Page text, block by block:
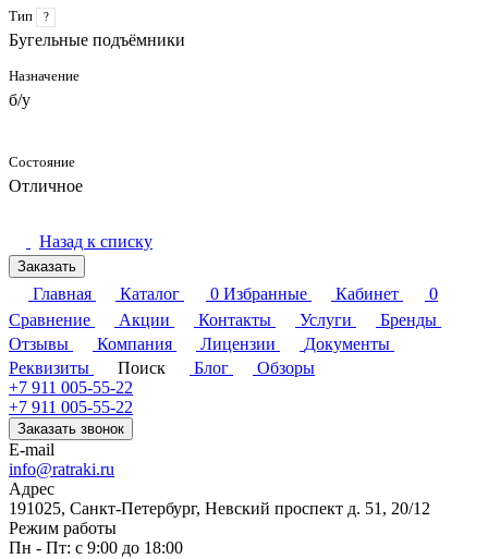
Тип ?
Бугельные подъёмники
Назначение
б/у
Состояние
Отличное
Назад к списку
Заказать
Главная Каталог 0 Избранные Кабинет
0
Сравнение
Акции Контакты Услуги
Бренды
Отзывы
Компания Лицензии
Документы
Реквизиты
Поиск Блог
Обзоры
+7 911 005-55-22
+7 911 005-55-22
Заказать звонок
E-mail
info@ratraki.ru
Адрес
191025, Санкт-Петербург, Невский проспект д. 51, 20/12
Режим работы
Пн - Пт: с 9:00 до 18:00